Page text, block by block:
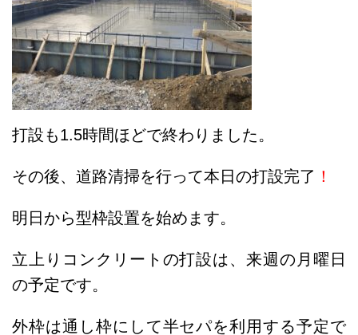
打設も1.5時間ほどで終わりました。
その後、 道路清掃を行って本日の打設完了 ！
明日から型枠設置を始めます。
立上りコンクリートの打設は、来週の月曜日
の予定です。
外枠は通し枠にして半セパを利用する予定で